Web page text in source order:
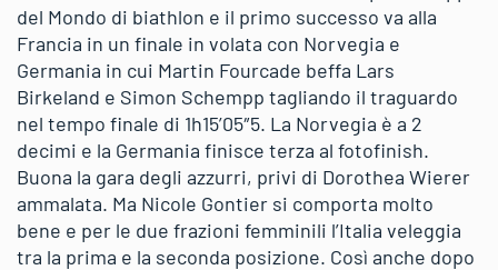
del Mondo di biathlon e il primo successo va alla
Francia in un finale in volata con Norvegia e
Germania in cui Martin Fourcade beffa Lars
Birkeland e Simon Schempp tagliando il traguardo
nel tempo finale di 1h15’05″5. La Norvegia è a 2
decimi e la Germania finisce terza al fotofinish.
Buona la gara degli azzurri, privi di Dorothea Wierer
ammalata. Ma Nicole Gontier si comporta molto
bene e per le due frazioni femminili l’Italia veleggia
tra la prima e la seconda posizione. Così anche dopo